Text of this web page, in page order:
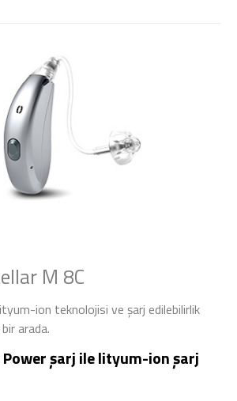
M 8C
ion teknolojisi ve şarj edilebilirlik
arada.
şarj ile lityum-ion şarj